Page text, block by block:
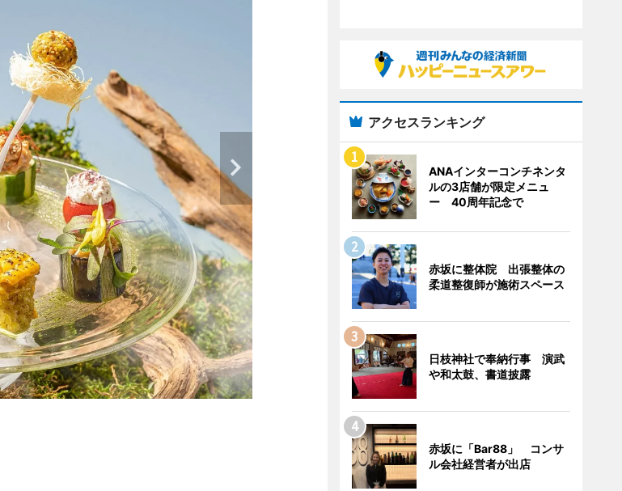
アクセスランキング
ANAインターコンチネンタ
ルの3店舗が限定メニュ
ー 40周年記念で
赤坂に整体院 出張整体の
柔道整復師が施術スペース
日枝神社で奉納行事 演武
や和太鼓、書道披露
赤坂に「Bar88」 コンサ
ル会社経営者が出店